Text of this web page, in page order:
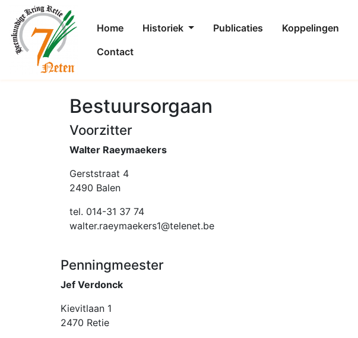
Home Historiek Publicaties Koppelingen
Contact
Bestuursorgaan
Voorzitter
Walter Raeymaekers
Gerststraat 4
2490 Balen
tel. 014-31 37 74
walter.raeymaekers1@telenet.be
Penningmeester
Jef Verdonck
Kievitlaan 1
2470 Retie